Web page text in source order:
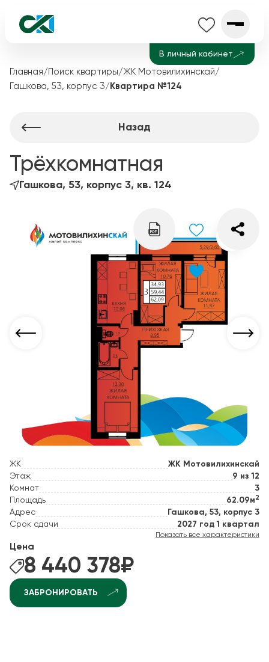
В личный кабинет
Главная/ Поиск квартиры/ЖК Мотовилихинскай/
Гашкова, 53, корпус 3/ Квартира №124
Назад
Трёхкомнатная
Гашкова, 53, корпус 3, кв. 124
ЖК
ЖК Мотовилихинскай
Этаж
9 из 12
Комнат
3
Площадь
62.09м 2
Адрес
Гашкова, 53, корпус 3
Срок сдачи
2027 год 1 квартал
Показать все характеристики
Цена
8 440 378₽
ЗАБРОНИРОВАТЬ